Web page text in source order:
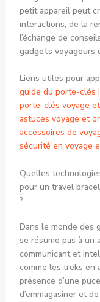
petit appareil peut
interactions, de la
l’échange de
gadgets voyageurs
Liens utiles pour
guide du porte-clés
porte-clés voyage
astuces voyage et
accessoires de
sécurité en voyage
Quelles
pour un travel
?
Dans le monde des
se résume pas à un
communicant et
comme les treks en
présence d’une
d’emmagasiner et